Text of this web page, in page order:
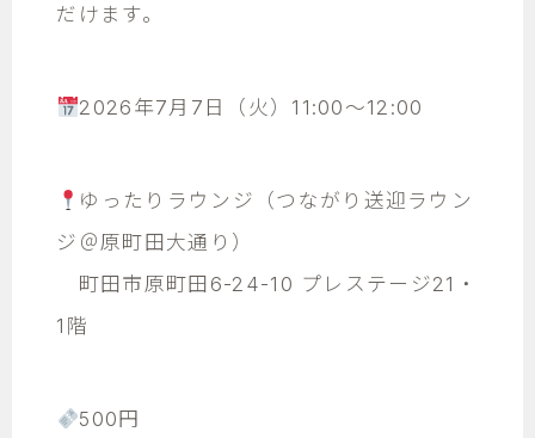
だけます。
2026年7月7日（火）11:00～12:00
ゆったりラウンジ（つながり送迎ラウン
ジ＠原町田大通り）
町田市原町田6-24-10 プレステージ21・
1階
500円